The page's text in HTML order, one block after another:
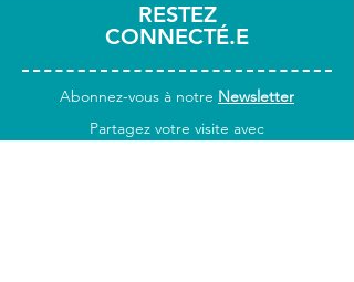
RESTEZ
CONNECTÉ.E
Abonnez-vous à notre Newsletter
Partagez votre visite avec